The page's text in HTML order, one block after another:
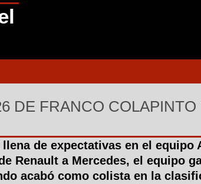
DE FRANCO
de expectativas en el equipo
Renault a Mercedes, el equipo
acabó como colista en la